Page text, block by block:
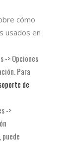
cómo
usados en
-> Opciones
Para
de
->